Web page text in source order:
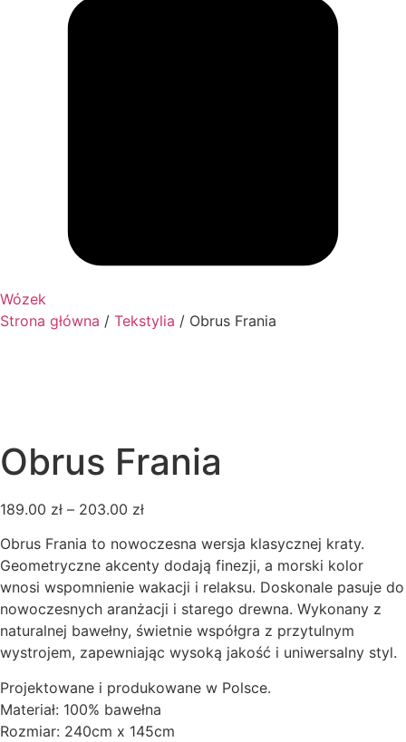
Wózek
Strona główna / Tekstylia / Obrus Frania
Obrus Frania
189.00 zł – 203.00 zł
Obrus Frania to nowoczesna wersja klasycznej kraty.
Geometryczne akcenty dodają finezji, a morski kolor
wnosi wspomnienie wakacji i relaksu. Doskonale pasuje do
nowoczesnych aranżacji i starego drewna. Wykonany z
naturalnej bawełny, świetnie współgra z przytulnym
wystrojem, zapewniając wysoką jakość i uniwersalny styl.
Projektowane i produkowane w Polsce.
Materiał: 100% bawełna
Rozmiar: 240cm x 145cm